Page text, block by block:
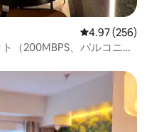
レビュー256
4.97 (256)
（200MBPS、バルコニー